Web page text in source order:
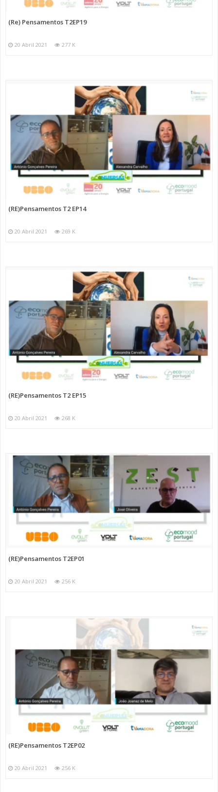
(Re) Pensamentos T2EP19
20 Abril 2021 277 K
(RE)Pensamentos T2 EP14
20 Abril 2021 269 K
(RE)Pensamentos T2 EP15
20 Abril 2021 268 K
(RE)Pensamentos T2EP01
20 Abril 2021 256 K
(RE)Pensamentos T2EP02
20 Abril 2021 256 K